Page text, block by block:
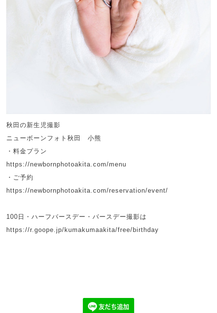
秋田の新生児撮影
ニューボーンフォト秋田 小熊
・料金プラン
https://newbornphotoakita.com/menu
・ご予約
https://newbornphotoakita.com/reservation/event/
100日・ハーフバースデー・バースデー撮影は
https://r.goope.jp/kumakumaakita/free/birthday